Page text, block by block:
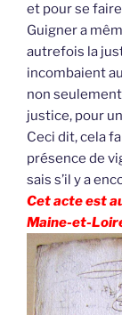
et pour se
Guigner a
autrefois la
incombaient
non
justice, pour
Ceci dit, cela
présence de
sais s’il y a
Cet acte est
Maine-et-